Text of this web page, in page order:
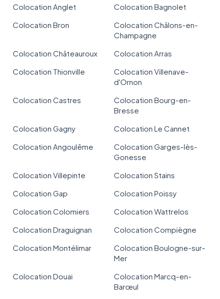
Colocation Anglet
Colocation Bagnolet
Colocation Bron
Colocation Châlons-en-
Champagne
Colocation Châteauroux
Colocation Arras
Colocation Thionville
Colocation Villenave-
d'Ornon
Colocation Castres
Colocation Bourg-en-
Bresse
Colocation Gagny
Colocation Le Cannet
Colocation Angoulême
Colocation Garges-lès-
Gonesse
Colocation Villepinte
Colocation Stains
Colocation Gap
Colocation Poissy
Colocation Colomiers
Colocation Wattrelos
Colocation Draguignan
Colocation Compiègne
Colocation Montélimar
Colocation Boulogne-sur-
Mer
Colocation Douai
Colocation Marcq-en-
Barœul